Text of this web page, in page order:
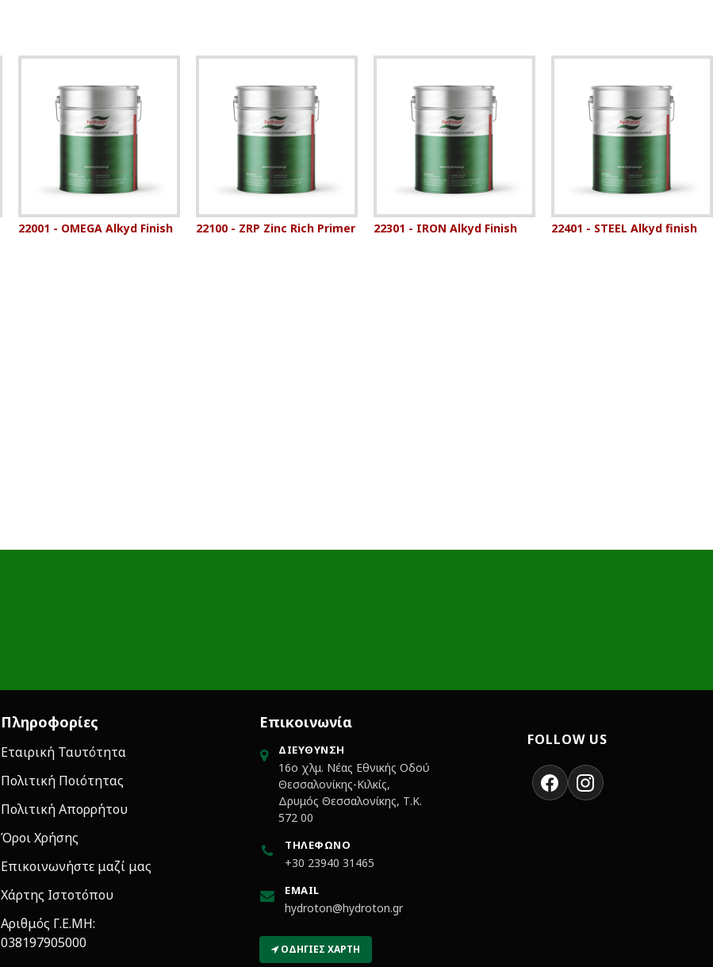
22001 - OMEGA Alkyd Finish 22100 - ZRP Zinc Rich Primer 22301 - IRON Alkyd Finish 22401 - STEEL Alkyd finish
Πληροφορίες
Εταιρική Ταυτότητα
Πολιτική Ποιότητας
Πολιτική Απορρήτου
Όροι Χρήσης
Επικοινωνήστε μαζί μας
Χάρτης Ιστοτόπου
Αριθμός Γ.Ε.ΜΗ:
038197905000
Επικοινωνία
ΔΙΕΎΘΥΝΣΗ
16ο χλμ. Νέας Εθνικής Οδού
Θεσσαλονίκης-Κιλκίς,
Δρυμός Θεσσαλονίκης, Τ.Κ.
572 00
ΤΗΛΈΦΩΝΟ
+30 23940 31465
EMAIL
hydroton@hydroton.gr
ΟΔΗΓΊΕΣ ΧΆΡΤΗ
FOLLOW US